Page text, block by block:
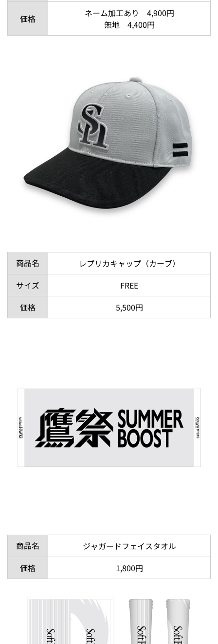
価格
ネーム加工あり 4,900円
無地 4,400円
商品名
レプリカキャップ（カーブ）
サイズ
FREE
価格
5,500円
商品名
ジャガードフェイスタオル
価格
1,800円